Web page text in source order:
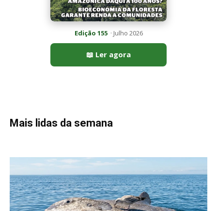
Peixe-lua emerge horizontalmente na superfície oceânica para
permitir que aves marinhas removam ectoparasitas